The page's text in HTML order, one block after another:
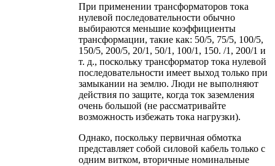
При применении трансформаторов тока
нулевой последовательности обычно
выбираются меньшие коэффициенты
трансформации, такие как: 50/5, 75/5, 100/5,
150/5, 200/5, 20/1, 50/1, 100/1, 150. /1, 200/1 и
т. д., поскольку трансформатор тока нулевой
последовательности имеет выход только при
замыкании на землю. Люди не выполняют
действия по защите, когда ток заземления
очень большой (не рассматривайте
возможность избежать тока нагрузки).
Однако, поскольку первичная обмотка
представляет собой силовой кабель только с
одним витком, вторичные номинальные